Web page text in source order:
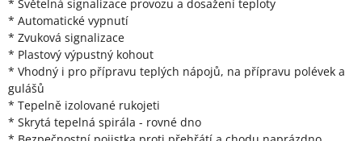
* Světelná signalizace provozu a dosažení teploty
* Automatické vypnutí
* Zvuková signalizace
* Plastový výpustný kohout
* Vhodný i pro přípravu teplých nápojů, na přípravu polévek a
gulášů
* Tepelně izolované rukojeti
* Skrytá tepelná spirála - rovné dno